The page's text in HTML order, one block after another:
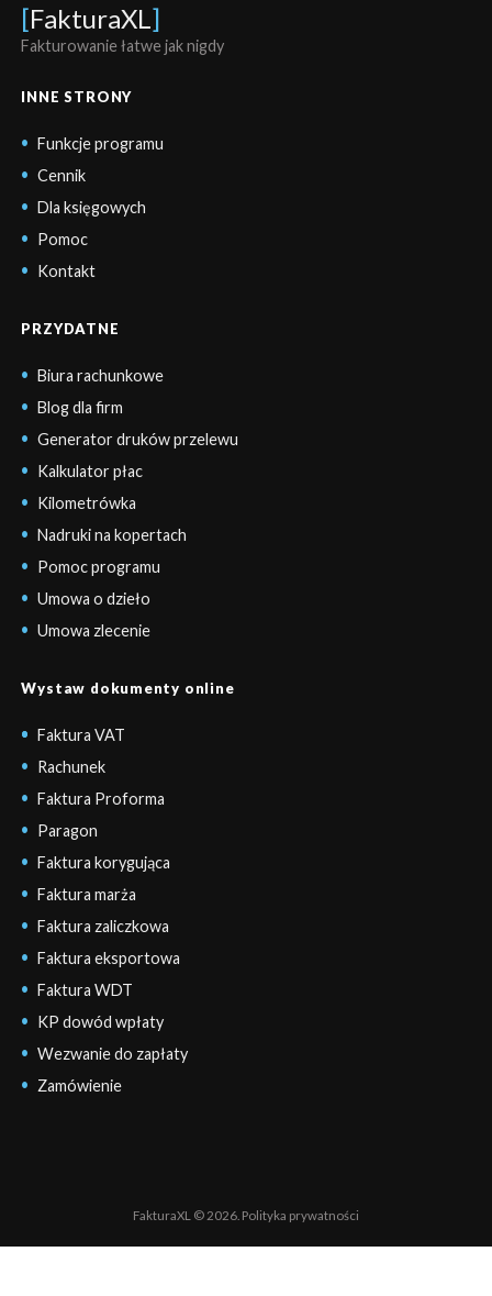
[FakturaXL]
Fakturowanie łatwe jak nigdy
INNE STRONY
Funkcje programu
Cennik
Dla księgowych
Pomoc
Kontakt
PRZYDATNE
Biura rachunkowe
Blog dla firm
Generator druków przelewu
Kalkulator płac
Kilometrówka
Nadruki na kopertach
Pomoc programu
Umowa o dzieło
Umowa zlecenie
Wystaw dokumenty online
Faktura VAT
Rachunek
Faktura Proforma
Paragon
Faktura korygująca
Faktura marża
Faktura zaliczkowa
Faktura eksportowa
Faktura WDT
KP dowód wpłaty
Wezwanie do zapłaty
Zamówienie
FakturaXL © 2026. Polityka prywatności